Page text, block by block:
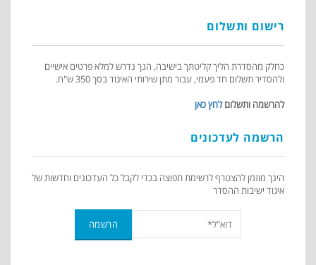
רישום ותשלום
כחלק מהסדרת הליך קליטתך בישיבה, הנך נדרש למלא פרטים אישיים
ולהסדיר תשלום חד פעמי, עבור מתן שירותי האיגוד בסך 350 ש"ח.
להרשמה ותשלוםלחץ כאן
הרשמה לעדכונים
הינך מוזמן להצטרף לרשימת תפוצה בכדי לקבל כל העדכונים וחדשות של
איגוד ישיבות ההסדר